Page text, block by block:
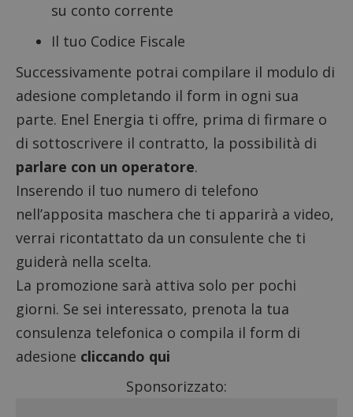
su conto corrente
Il tuo Codice Fiscale
Successivamente potrai compilare il modulo di
adesione completando il form in ogni sua
parte. Enel Energia ti offre, prima di firmare o
di sottoscrivere il contratto, la possibilità di
parlare con un operatore.
Inserendo il tuo numero di telefono
nell’apposita maschera che ti apparirà a video,
verrai ricontattato da un consulente che ti
guiderà nella scelta.
La promozione sarà attiva solo per pochi
giorni. Se sei interessato, prenota la tua
consulenza telefonica o compila il form di
adesione cliccando qui
Sponsorizzato: